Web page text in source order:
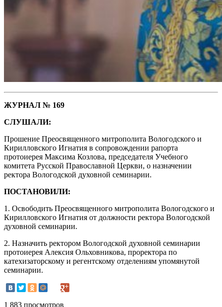
ЖУРНАЛ № 169
СЛУШАЛИ:
Прошение Преосвященного митрополита Вологодского и
Кирилловского Игнатия в сопровождении рапорта
протоиерея Максима Козлова, председателя Учебного
комитета Русской Православной Церкви, о назначении
ректора Вологодской духовной семинарии.
ПОСТАНОВИЛИ:
1. Освободить Преосвященного митрополита Вологодского и
Кирилловского Игнатия от должности ректора Вологодской
духовной семинарии.
2. Назначить ректором Вологодской духовной семинарии
протоиерея Алексия Ольховникова, проректора по
катехизаторскому и регентскому отделениям упомянутой
семинарии.
1 883 просмотров